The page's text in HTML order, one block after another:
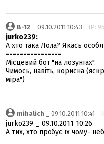
В-12 _ 09.10.2011 10:43 IP:
jurko239:
А хто така Лола? Якась
================
Місцевий бот "на лозунгах".
Чимось, навіть, корисна
міра")
mihalich _ 09.10.2011 10:41
jurko239 _ 09.10.2011 10:26
А тих, хто пробує їх чому-